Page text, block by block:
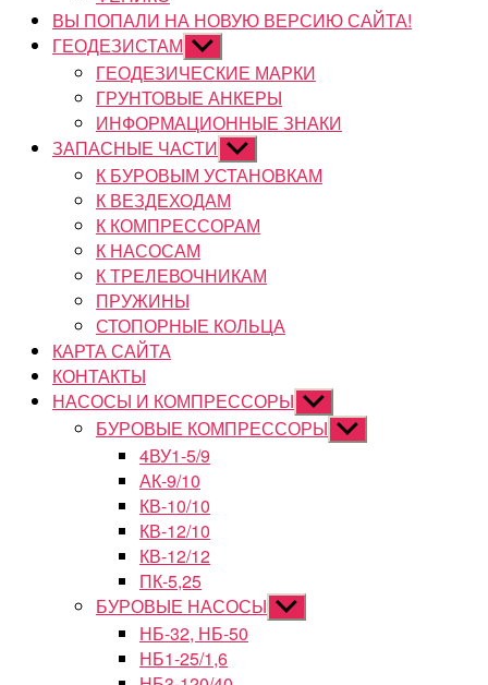
ВЫ ПОПАЛИ НА НОВУЮ ВЕРСИЮ САЙТА!
ГЕОДЕЗИСТАМ Показывать
подменю
ГЕОДЕЗИЧЕСКИЕ МАРКИ
ГРУНТОВЫЕ АНКЕРЫ
ИНФОРМАЦИОННЫЕ ЗНАКИ
ЗАПАСНЫЕ ЧАСТИ Показывать
подменю
К БУРОВЫМ УСТАНОВКАМ
К ВЕЗДЕХОДАМ
К КОМПРЕССОРАМ
К НАСОСАМ
К ТРЕЛЕВОЧНИКАМ
ПРУЖИНЫ
СТОПОРНЫЕ КОЛЬЦА
КАРТА САЙТА
КОНТАКТЫ
НАСОСЫ И КОМПРЕССОРЫ Показывать
подменю
БУРОВЫЕ КОМПРЕССОРЫ Показывать
подменю
4ВУ1-5/9
АК-9/10
КВ-10/10
КВ-12/10
КВ-12/12
ПК-5,25
БУРОВЫЕ НАСОСЫ Показывать
подменю
НБ-32, НБ-50
НБ1-25/1,6